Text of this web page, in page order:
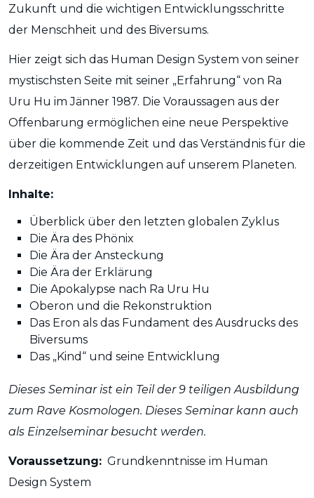
Zukunft und die wichtigen Entwicklungsschritte
der Menschheit und des Biversums.
Hier zeigt sich das Human Design System von seiner
mystischsten Seite mit seiner „Erfahrung“ von Ra
Uru Hu im Jänner 1987. Die Voraussagen aus der
Offenbarung ermöglichen eine neue Perspektive
über die kommende Zeit und das Verständnis für die
derzeitigen Entwicklungen auf unserem Planeten.
Inhalte:
Überblick über den letzten globalen Zyklus
Die Ära des Phönix
Die Ära der Ansteckung
Die Ära der Erklärung
Die Apokalypse nach Ra Uru Hu
Oberon und die Rekonstruktion
Das Eron als das Fundament des Ausdrucks des
Biversums
Das „Kind“ und seine Entwicklung
Dieses Seminar ist ein Teil der 9 teiligen Ausbildung
zum Rave Kosmologen. Dieses Seminar kann auch
als Einzelseminar besucht werden.
Voraussetzung: Grundkenntnisse im Human
Design System